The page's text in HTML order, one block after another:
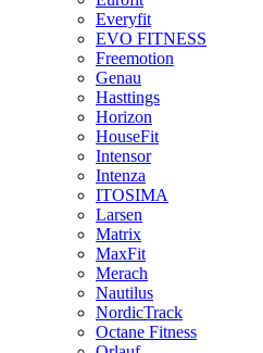
Everyfit
EVO FITNESS
Freemotion
Genau
Hasttings
Horizon
HouseFit
Intensor
Intenza
ITOSIMA
Larsen
Matrix
MaxFit
Merach
Nautilus
NordicTrack
Octane Fitness